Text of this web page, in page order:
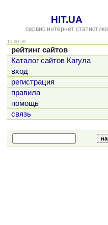
HIT.UA
сервис интернет статистики
15:00:59
рейтинг сайтов
Каталог сайтов Кагула
вход
регистрация
правила
помощь
связь